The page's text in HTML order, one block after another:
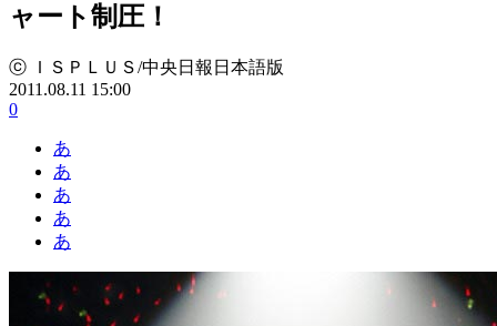
ャート制圧！
ⓒ ＩＳＰＬＵＳ/中央日報日本語版
2011.08.11 15:00
0
あ
あ
あ
あ
あ